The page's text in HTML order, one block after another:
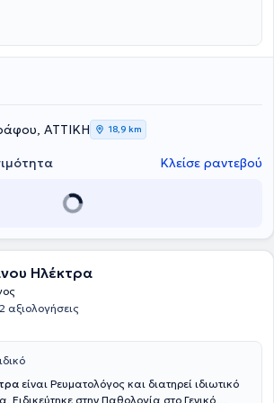
ΑΤΤΙΚΗ 18,9 km
Κλείσε ραντεβού
Ηλέκτρα
αξιολογήσεις
είναι Ρευματολόγος και διατηρεί ιδιωτικό
Ειδικεύτηκε στην Παθολογία στο Γενικό